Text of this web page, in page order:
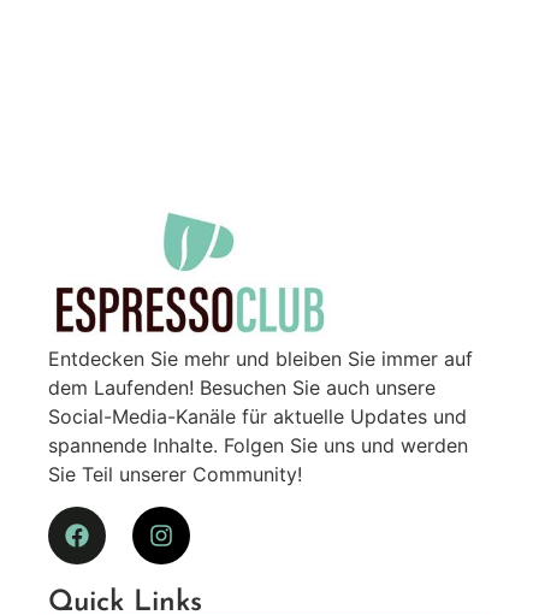
Entdecken Sie mehr und bleiben Sie immer auf
dem Laufenden! Besuchen Sie auch unsere
Social-Media-Kanäle für aktuelle Updates und
spannende Inhalte. Folgen Sie uns und werden
Sie Teil unserer Community!
Quick Links